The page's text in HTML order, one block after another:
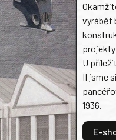
vyrábět
U
II jsme
1936.
E-